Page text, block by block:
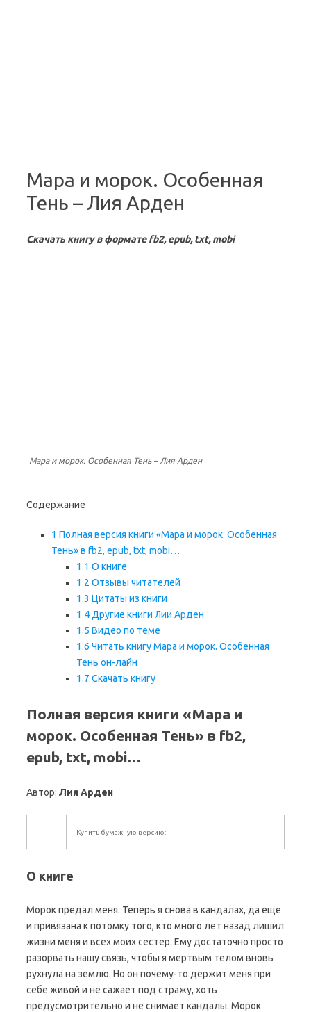
Мара и морок. Особенная
Тень – Лия Арден
Скачать книгу в формате fb2, epub, txt, mobi
Мара и морок. Особенная Тень – Лия Арден
Содержание
1 Полная версия книги «Мара и морок. Особенная
Тень» в fb2, epub, txt, mobi…
1.1 О книге
1.2 Отзывы читателей
1.3 Цитаты из книги
1.4 Другие книги Лии Арден
1.5 Видео по теме
1.6 Читать книгу Мара и морок. Особенная
Тень он-лайн
1.7 Скачать книгу
Полная версия книги «Мара и
морок. Особенная Тень» в fb2,
epub, txt, mobi…
Автор: Лия Арден
Купить бумажную версию:
О книге
Морок предал меня. Теперь я снова в кандалах, да еще
и привязана к потомку того, кто много лет назад лишил
жизни меня и всех моих сестер. Ему достаточно просто
разорвать нашу связь, чтобы я мертвым телом вновь
рухнула на землю. Но он почему-то держит меня при
себе живой и не сажает под стражу, хоть
предусмотрительно и не снимает кандалы. Морок